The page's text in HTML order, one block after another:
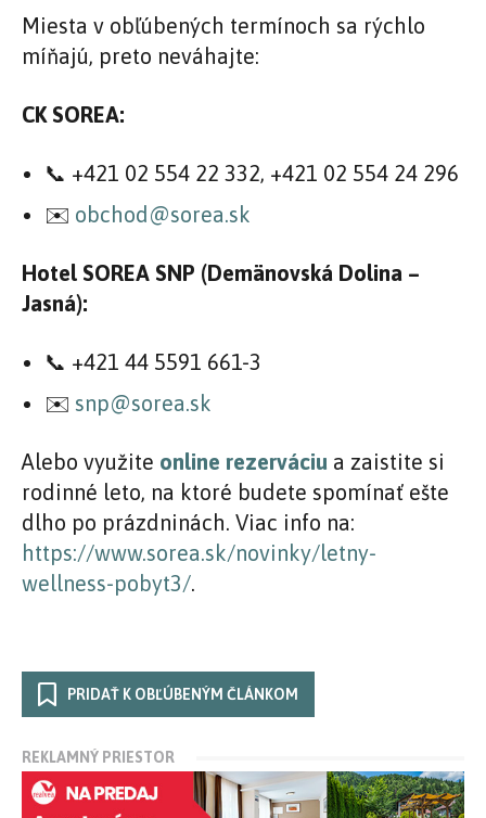
Miesta v obľúbených termínoch sa rýchlo
míňajú, preto neváhajte:
CK SOREA:
📞 +421 02 554 22 332, +421 02 554 24 296
✉️ obchod@sorea.sk
Hotel SOREA SNP (Demänovská Dolina –
Jasná):
📞 +421 44 5591 661-3
✉️ snp@sorea.sk
Alebo využite online rezerváciu a zaistite si
rodinné leto, na ktoré budete spomínať ešte
dlho po prázdninách. Viac info na:
https://www.sorea.sk/novinky/letny-
wellness-pobyt3/.
PRIDAŤ K OBĽÚBENÝM ČLÁNKOM
REKLAMNÝ PRIESTOR